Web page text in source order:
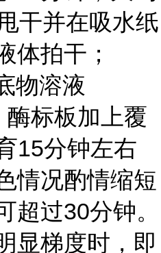
干并在吸水纸
体拍干；
物溶液
酶标板加上覆
15分钟左右
情况酌情缩短
超过30分钟。
显梯度时，即